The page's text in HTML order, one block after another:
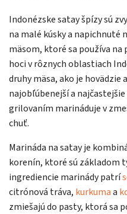
Indonézske satay špízy sú
na malé kúsky a napichnuté
mäsom, ktoré sa používa na
hoci v rôznych oblastiach
druhy mäsa, ako je hovädzie
najobľúbenejší a
grilovaním marináduje v
chuť.
Marináda na satay je
korenín, ktoré sú základom
ingrediencie marinády patrí
citrónová tráva, kurkumaa
zmiešajú do pasty, ktorá sa